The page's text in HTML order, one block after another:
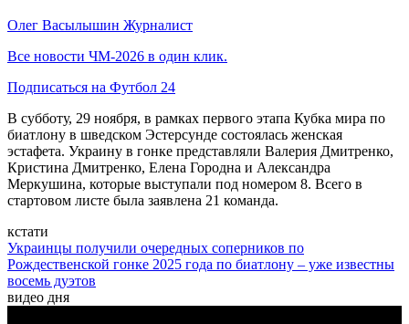
Олег Васылышин Журналист
Все новости ЧМ-2026 в один клик.
Подписаться на Футбол 24
В субботу, 29 ноября, в рамках первого этапа Кубка мира по
биатлону в шведском Эстерсунде состоялась женская
эстафета. Украину в гонке представляли Валерия Дмитренко,
Кристина Дмитренко, Елена Городна и Александра
Меркушина, которые выступали под номером 8. Всего в
стартовом листе была заявлена 21 команда.
кстати
Украинцы получили очередных соперников по
Рождественской гонке 2025 года по биатлону – уже известны
восемь дуэтов
видео дня